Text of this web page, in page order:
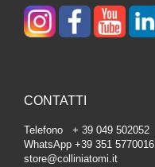
CONTATTI
Telefono + 39 049 502052
WhatsApp +39 351 5770016
store@colliniatomi.it